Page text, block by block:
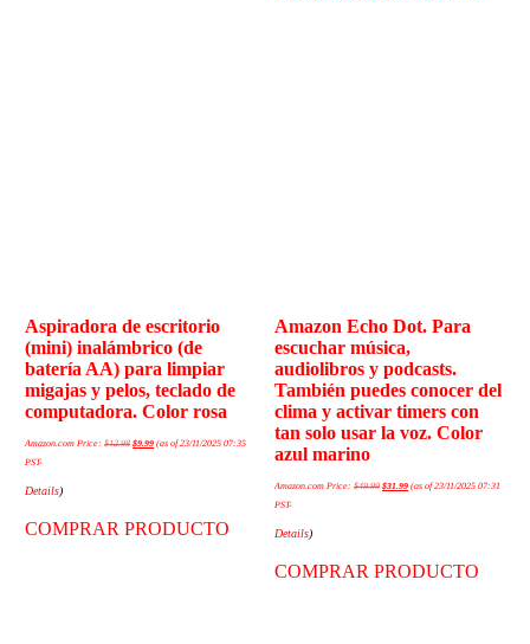
Aspiradora de escritorio
(mini) inalámbrico (de
batería AA) para limpiar
migajas y pelos, teclado de
computadora. Color rosa
Amazon.com Price:$12.98 $9.99 (as of 23/11/2025 07:35
PST-
Details)
COMPRAR PRODUCTO
Amazon Echo Dot. Para
escuchar música,
audiolibros y podcasts.
También puedes conocer del
clima y activar timers con
tan solo usar la voz. Color
azul marino
Amazon.com Price:$49.99 $31.99 (as of 23/11/2025 07:31
PST-
Details)
COMPRAR PRODUCTO